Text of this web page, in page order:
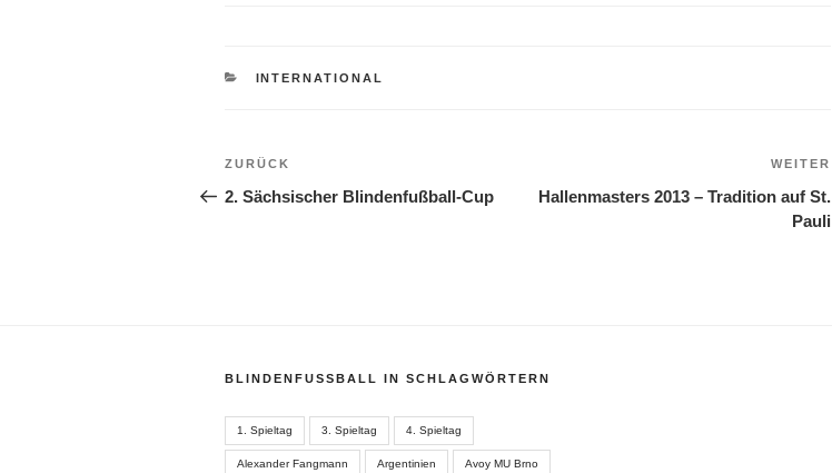
KATEGORIEN
INTERNATIONAL
Beitragsnavigation
Vorheriger
ZURÜCK
2. Sächsischer Blindenfußball-Cup
WEITER
Hallenmasters 2013 – Tradition auf St.
Pauli
BLINDENFUSSBALL IN SCHLAGWÖRTERN
1. Spieltag 3. Spieltag 4. Spieltag
Alexander Fangmann Argentinien Avoy MU Brno